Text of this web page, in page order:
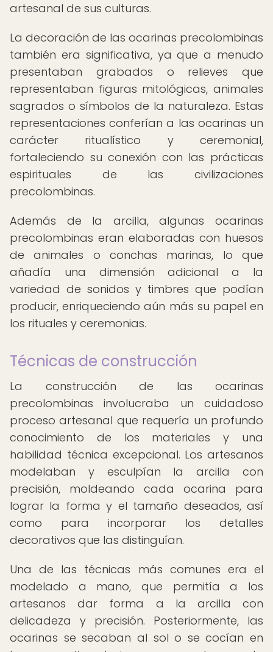
artesanal de sus culturas.
La decoración de las ocarinas precolombinas
también era significativa, ya que a menudo
presentaban grabados o relieves que
representaban figuras mitológicas, animales
sagrados o símbolos de la naturaleza. Estas
representaciones conferían a las ocarinas un
carácter ritualístico y ceremonial,
fortaleciendo su conexión con las prácticas
espirituales de las civilizaciones
precolombinas.
Además de la arcilla, algunas ocarinas
precolombinas eran elaboradas con huesos
de animales o conchas marinas, lo que
añadía una dimensión adicional a la
variedad de sonidos y timbres que podían
producir, enriqueciendo aún más su papel en
los rituales y ceremonias.
Técnicas de construcción
La construcción de las ocarinas
precolombinas involucraba un cuidadoso
proceso artesanal que requería un profundo
conocimiento de los materiales y una
habilidad técnica excepcional. Los artesanos
modelaban y esculpían la arcilla con
precisión, moldeando cada ocarina para
lograr la forma y el tamaño deseados, así
como para incorporar los detalles
decorativos que las distinguían.
Una de las técnicas más comunes era el
modelado a mano, que permitía a los
artesanos dar forma a la arcilla con
delicadeza y precisión. Posteriormente, las
ocarinas se secaban al sol o se cocían en